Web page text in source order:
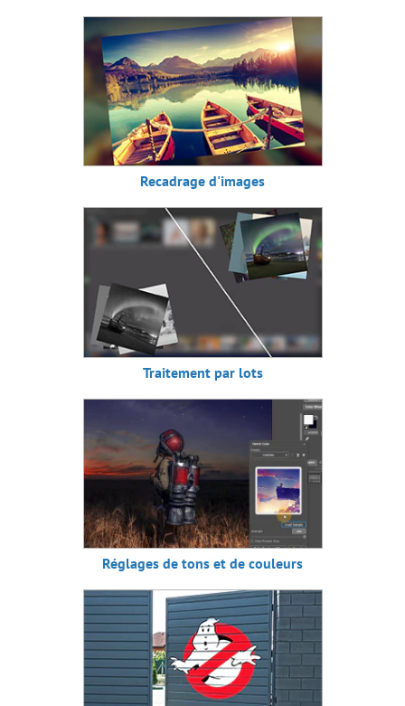
Recadrage d'images
Traitement par lots
Réglages de tons et de couleurs